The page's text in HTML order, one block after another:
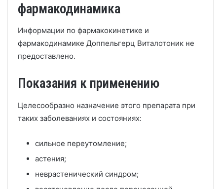
фармакодинамика
Информации по фармакокинетике и
фармакодинамике Доппельгерц Виталотоник не
предоставлено.
Показания к применению
Целесообразно назначение этого препарата при
таких заболеваниях и состояниях:
сильное переутомление;
астения;
неврастенический синдром;